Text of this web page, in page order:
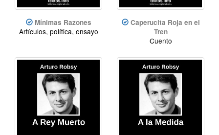
Mínimas Razones
Artículos, política, ensayo
Caperucita Roja en el
Tren
Cuento